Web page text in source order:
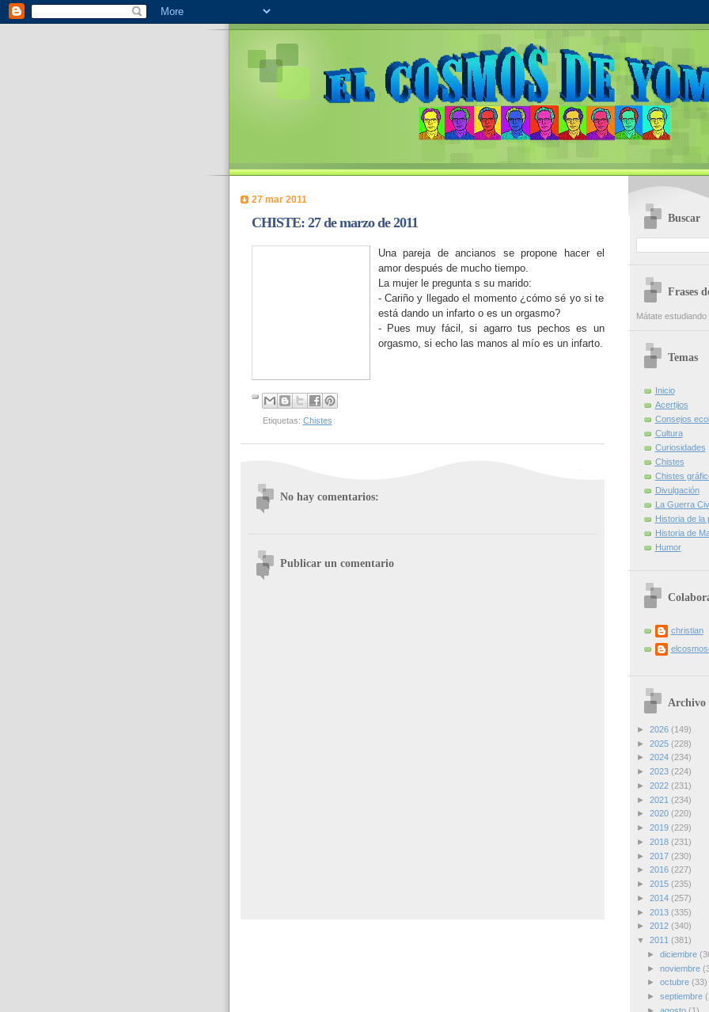
27 mar 2011
CHISTE: 27 de marzo de 2011
Una pareja de ancianos se propone hacer el
amor después de mucho tiempo.
La mujer le pregunta s su marido:
- Cariño y llegado el momento ¿cómo sé yo si te
está dando un infarto o es un orgasmo?
- Pues muy fácil, si agarro tus pechos es un
orgasmo, si echo las manos al mío es un infarto.
Etiquetas: Chistes
No hay comentarios:
Publicar un comentario
Buscar
Frases
Mátate
Temas
Inicio
Acertijos
Consejos
Cultura
Curiosidades
Chistes
Chistes
Divulgación
La Guerra
Historia de la
Historia de
Humor
christian
Archivo
► 2026 (149)
► 2025 (228)
► 2024 (234)
► 2023 (224)
► 2022 (231)
► 2021 (234)
► 2020 (220)
► 2019 (229)
► 2018 (231)
► 2017 (230)
► 2016 (227)
► 2015 (235)
► 2014 (257)
► 2013 (335)
► 2012 (340)
▼ 2011 (381)
► diciembre
► noviembre
► octubre (33)
► septiembre